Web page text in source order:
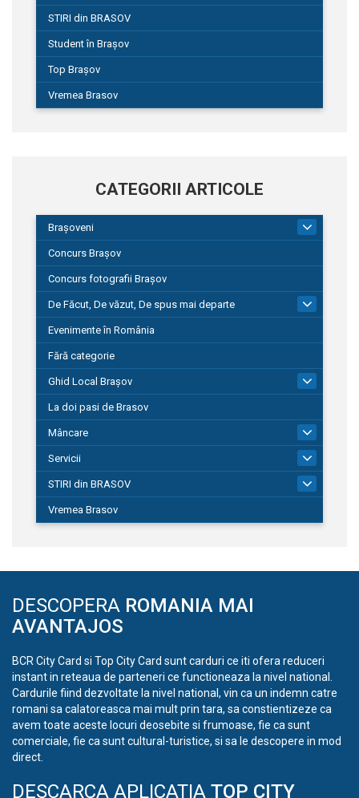
STIRI din BRASOV
Student în Brașov
Top Brașov
Vremea Brasov
CATEGORII ARTICOLE
Brașoveni
Concurs Brașov
Concurs fotografii Brașov
De Făcut, De văzut, De spus mai departe
149
Evenimente în România
Fără categorie
Ghid Local Brașov
La doi pasi de Brasov
Mâncare
Servicii
STIRI din BRASOV
Vremea Brasov
DESCOPERA ROMANIA MAI
AVANTAJOS
BCR City Card si Top City Card sunt carduri ce iti ofera reduceri
instant in reteaua de parteneri ce functioneaza la nivel national.
Cardurile fiind dezvoltate la nivel national, vin ca un indemn catre
romani sa calatoreasca mai mult prin tara, sa constientizeze ca
avem toate aceste locuri deosebite si frumoase, fie ca sunt
comerciale, fie ca sunt cultural-turistice, si sa le descopere in mod
direct.
DESCARCA APLICATIA TOP CITY